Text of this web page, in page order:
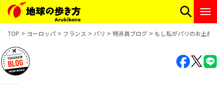
TOP ヨーロッパ フランス パリ 特派員ブログ もし私がパリのお土産